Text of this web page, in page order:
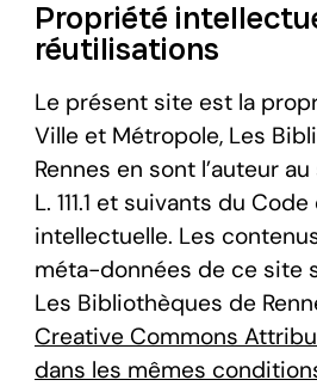
Propriété
réutilisations
Le présent site est la
Ville et Métropole, Les
Rennes en sont l’auteur
L. 111.1 et suivants du
intellectuelle. Les
méta-données de ce site
Les Bibliothèques de
Creative Commons
dans les mêmes